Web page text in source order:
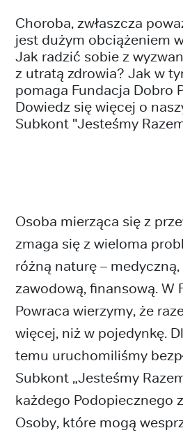
Choroba, zwłaszcza
jest dużym obciążeniem
Jak radzić sobie z
z utratą zdrowia? Jak w
pomaga Fundacja Dobro
Dowiedz się więcej o
Subkont "Jesteśmy
Osoba mierząca się z
zmaga się z wieloma
różną naturę – medyczną,
zawodową, finansową. W
Powraca wierzymy, że
więcej, niż w pojedynkę.
temu uruchomiliśmy
Subkont „Jesteśmy
każdego Podopiecznego
Osoby, które mogą